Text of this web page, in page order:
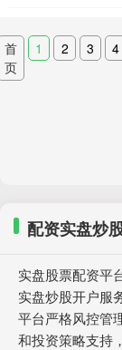
首
页
1 2 3 4
配资实盘炒
实盘股票配资平
实盘炒股开户服
平台严格风控管
和投资策略支持